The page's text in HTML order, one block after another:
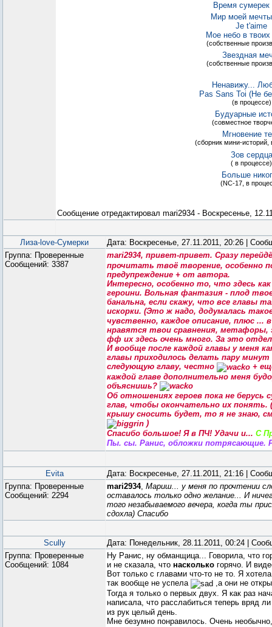
Время сумерек
Мир моей мечты
Je t'aime
Мое небо в твоих
(собственные
Звездная
(собственные
Ненавижу...
Pas Sans Toi (Не
(в процессе)
Будуарные
(совместное
Мгновение
(сборник мини-историй,
Зов сердца
( в процессе)
Больше
(NC-17, в
Сообщение отредактировал mari2934 - Воскресенье,
Лиза-love-Сумерки
Дата: Воскресенье, 27.11.2011, 20:26 |
Группа: Проверенные
Сообщений: 3387
mari2934, привет-привет. Сразу
прочитать твоё творение, особенно
предупреждение + от автора.
Интересно, особенно то, что здесь
героини. Вольная фантазия - плод
банальна, если скажу, что все главы
искорки. (Это ж надо, додумалась
чувственно, каждое описание, плюс ...
нравятся твои сравнения,
фф их здесь очень много. За это
И вообще после каждой главы у меня
главы приходилось делать пару
следующую главу, честно
+
каждой главе дополнительно меня
объяснишь?
Об отношениях героев пока не берусь
глав, чтобы окончательно их понять.
крышу сносить будет, то я не знаю,
)
Спасибо большое! Я в ПЧ! Удачи и... С
Пы. сы. Ранис, обложки потрясающие.
Evita
Дата: Воскресенье, 27.11.2011, 21:16 |
Группа: Проверенные
Сообщений: 2294
mari2934, Мариш... у меня по прочтении
оставалось только одно желание... И
того незабываемого вечера, когда ты
сдохла) Спасибо
Scully
Дата: Понедельник, 28.11.2011, 00:24 |
Группа: Проверенные
Сообщений: 1084
Ну Ранис, ну обманщица... Говорила, что
и не сказала, что насколько горячо. И
Вот только с главами что-то не то. Я
так вообще не успела
,а они не
Тогда я только о первых двух. Я как раз
написала, что расслабиться теперь вряд
из рук целый день.
Мне безумно понравилось. Очень